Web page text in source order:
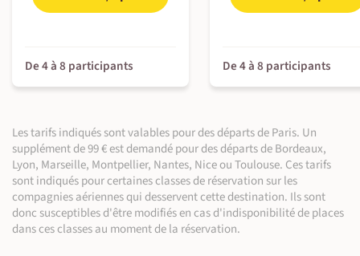
©
©
©
De 4 à 8 participants De 4 à 8 participants
Les tarifs indiqués sont valables pour des départs de Paris. Un
supplément de 99 € est demandé pour des départs de Bordeaux,
Lyon, Marseille, Montpellier, Nantes, Nice ou Toulouse. Ces tarifs
sont indiqués pour certaines classes de réservation sur les
compagnies aériennes qui desservent cette destination. Ils sont
donc susceptibles d'être modifiés en cas d'indisponibilité de places
dans ces classes au moment de la réservation.